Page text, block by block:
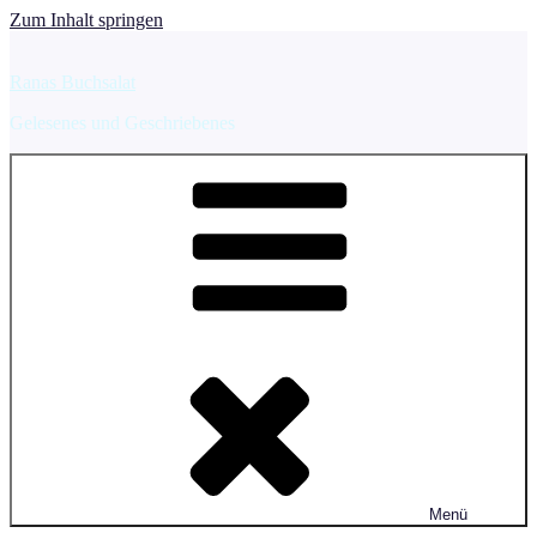
Zum Inhalt springen
Ranas Buchsalat
Gelesenes und Geschriebenes
Menü